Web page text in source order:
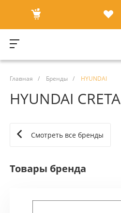
Главная / Бренды / HYUNDAI
HYUNDAI CRETA
Смотреть все бренды
Товары бренда